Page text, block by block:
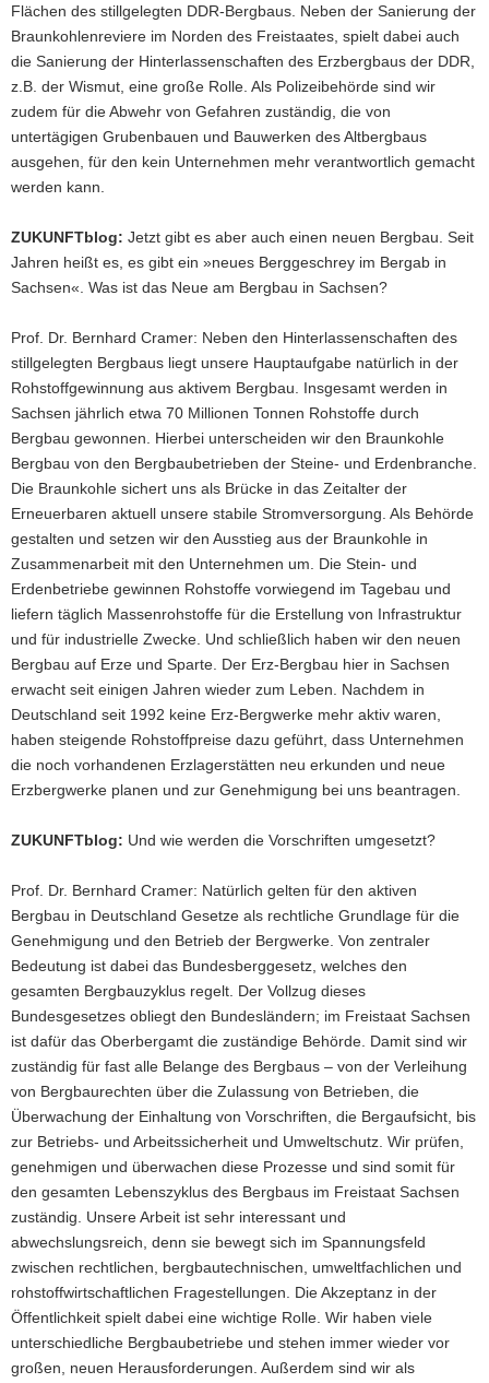
Flächen des stillgelegten DDR-Bergbaus. Neben der Sanierung der
Braunkohlenreviere im Norden des Freistaates, spielt dabei auch
die Sanierung der Hinterlassenschaften des Erzbergbaus der DDR,
z.B. der Wismut, eine große Rolle. Als Polizeibehörde sind wir
zudem für die Abwehr von Gefahren zuständig, die von
untertägigen Grubenbauen und Bauwerken des Altbergbaus
ausgehen, für den kein Unternehmen mehr verantwortlich gemacht
werden kann.
ZUKUNFTblog: Jetzt gibt es aber auch einen neuen Bergbau. Seit
Jahren heißt es, es gibt ein »neues Berggeschrey im Bergab in
Sachsen«. Was ist das Neue am Bergbau in Sachsen?
Prof. Dr. Bernhard Cramer: Neben den Hinterlassenschaften des
stillgelegten Bergbaus liegt unsere Hauptaufgabe natürlich in der
Rohstoffgewinnung aus aktivem Bergbau. Insgesamt werden in
Sachsen jährlich etwa 70 Millionen Tonnen Rohstoffe durch
Bergbau gewonnen. Hierbei unterscheiden wir den Braunkohle
Bergbau von den Bergbaubetrieben der Steine- und Erdenbranche.
Die Braunkohle sichert uns als Brücke in das Zeitalter der
Erneuerbaren aktuell unsere stabile Stromversorgung. Als Behörde
gestalten und setzen wir den Ausstieg aus der Braunkohle in
Zusammenarbeit mit den Unternehmen um. Die Stein- und
Erdenbetriebe gewinnen Rohstoffe vorwiegend im Tagebau und
liefern täglich Massenrohstoffe für die Erstellung von Infrastruktur
und für industrielle Zwecke. Und schließlich haben wir den neuen
Bergbau auf Erze und Sparte. Der Erz-Bergbau hier in Sachsen
erwacht seit einigen Jahren wieder zum Leben. Nachdem in
Deutschland seit 1992 keine Erz-Bergwerke mehr aktiv waren,
haben steigende Rohstoffpreise dazu geführt, dass Unternehmen
die noch vorhandenen Erzlagerstätten neu erkunden und neue
Erzbergwerke planen und zur Genehmigung bei uns beantragen.
ZUKUNFTblog: Und wie werden die Vorschriften umgesetzt?
Prof. Dr. Bernhard Cramer: Natürlich gelten für den aktiven
Bergbau in Deutschland Gesetze als rechtliche Grundlage für die
Genehmigung und den Betrieb der Bergwerke. Von zentraler
Bedeutung ist dabei das Bundesberggesetz, welches den
gesamten Bergbauzyklus regelt. Der Vollzug dieses
Bundesgesetzes obliegt den Bundesländern; im Freistaat Sachsen
ist dafür das Oberbergamt die zuständige Behörde. Damit sind wir
zuständig für fast alle Belange des Bergbaus – von der Verleihung
von Bergbaurechten über die Zulassung von Betrieben, die
Überwachung der Einhaltung von Vorschriften, die Bergaufsicht, bis
zur Betriebs- und Arbeitssicherheit und Umweltschutz. Wir prüfen,
genehmigen und überwachen diese Prozesse und sind somit für
den gesamten Lebenszyklus des Bergbaus im Freistaat Sachsen
zuständig. Unsere Arbeit ist sehr interessant und
abwechslungsreich, denn sie bewegt sich im Spannungsfeld
zwischen rechtlichen, bergbautechnischen, umweltfachlichen und
rohstoffwirtschaftlichen Fragestellungen. Die Akzeptanz in der
Öffentlichkeit spielt dabei eine wichtige Rolle. Wir haben viele
unterschiedliche Bergbaubetriebe und stehen immer wieder vor
großen, neuen Herausforderungen. Außerdem sind wir als